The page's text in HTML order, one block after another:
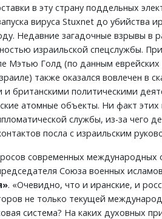
в эту страну поддельных
вируса Stuxnet до убийства
Недавние загадочные взрывы в
израильской спецслужбы.
Мэтью Голд (по данным
также оказался вовлечен в
британскими политическими
атомные объекты. Ни факт
службы, из-за чего
посла с израильским
современных международных
Союза военных
. «Очевидно, что и иранские, и
не только текущей
система? На каких духовных